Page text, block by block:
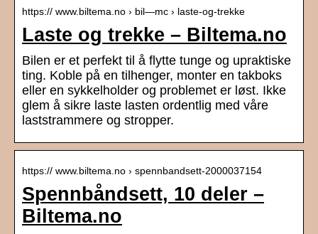
https:// www.biltema.no › bil—mc › laste-og-trekke
Laste og trekke – Biltema.no
Bilen er et perfekt til å flytte tunge og upraktiske
ting. Koble på en tilhenger, monter en takboks
eller en sykkelholder og problemet er løst. Ikke
glem å sikre laste lasten ordentlig med våre
laststrammere og stropper.
https:// www.biltema.no › spennbandsett-2000037154
Spennbåndsett, 10 deler –
Biltema.no